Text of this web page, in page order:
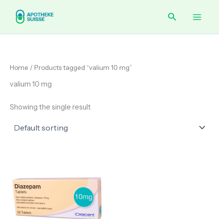
content
Search
Home / Products tagged “valium 10 mg”
valium 10 mg
Showing the single result